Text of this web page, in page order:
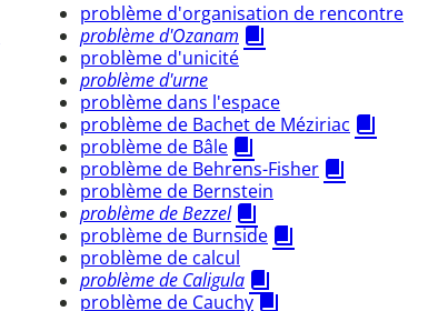
problème d'organisation de rencontre
problème d'Ozanam
problème d'unicité
problème d'urne
problème dans l'espace
problème de Bachet de Méziriac
problème de Bâle
problème de Behrens-Fisher
problème de Bernstein
problème de Bezzel
problème de Burnside
problème de calcul
problème de Caligula
problème de Cauchy